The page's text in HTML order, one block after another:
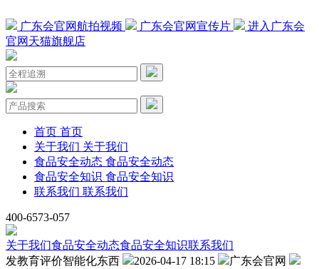
广东会官网航拍视频 广东会官网宣传片
进入广东会
官网天猫旗舰店
首页 首页
关于我们 关于我们
食品安全动态 食品安全动态
食品安全知识 食品安全知识
联系我们 联系我们
400-6573-057
关于我们食品安全动态食品安全知识联系我们
发教育评价智能化东西
2026-04-17 18:15
广东会官网